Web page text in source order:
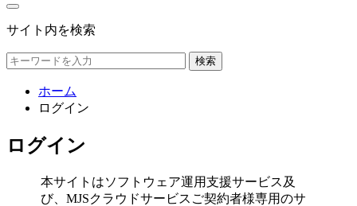
サイト内を検索
検索
ホーム
ログイン
ログイン
本サイトはソフトウェア運用支援サービス及
び、MJSクラウドサービスご契約者様専用のサ